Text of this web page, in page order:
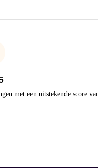
met een uitstekende score